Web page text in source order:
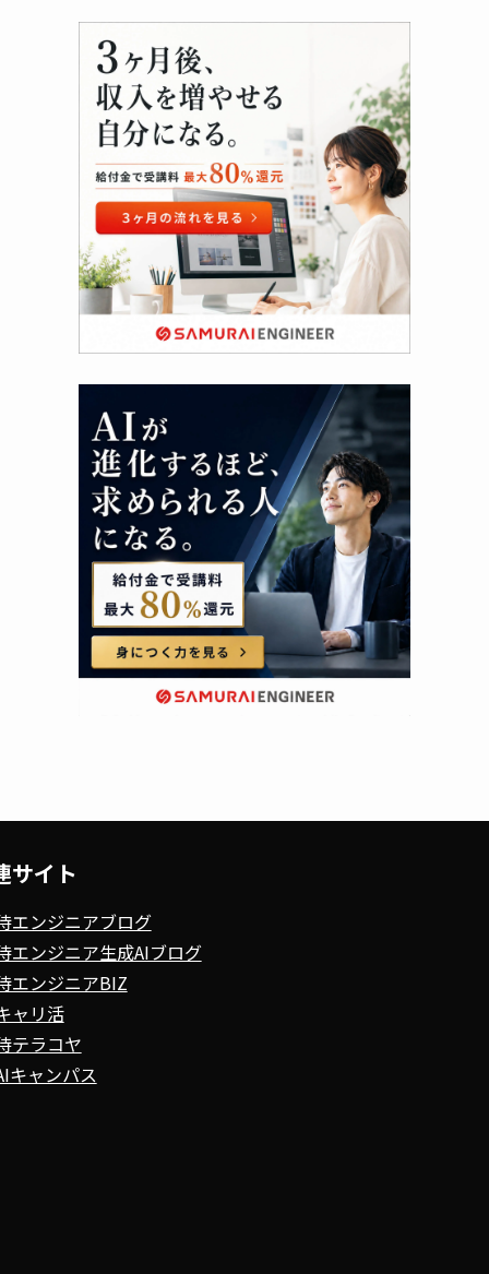
サイト
エンジニアブログ
エンジニア生成AIブログ
エンジニアBIZ
ャリ活
テラコヤ
キャンパス